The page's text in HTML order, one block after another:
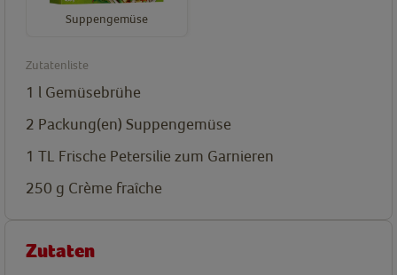
Suppengemüse
Zutatenliste
1 l Gemüsebrühe
2 Packung(en) Suppengemüse
1 TL Frische Petersilie zum Garnieren
250 g Crème fraîche
Zutaten